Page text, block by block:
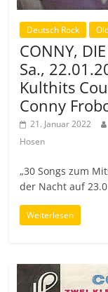
Deutsch Rock
CONNY,
Sa.,
Kulthits
Conny
21. Januar 2022
Hosen
„30 Songs zum
der Nacht auf
Weiterlesen